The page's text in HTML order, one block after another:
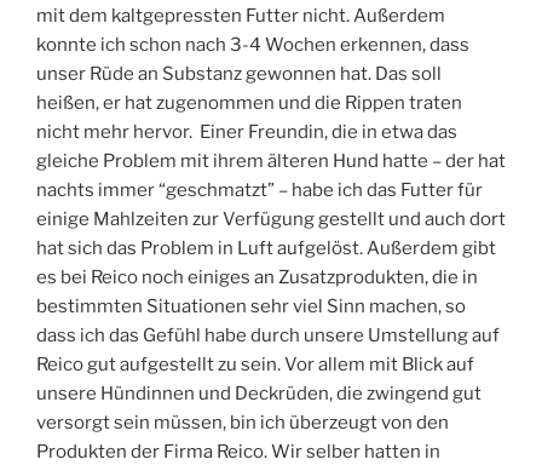
mit dem kaltgepressten Futter nicht. Außerdem
konnte ich schon nach 3-4 Wochen erkennen, dass
unser Rüde an Substanz gewonnen hat. Das soll
heißen, er hat zugenommen und die Rippen traten
nicht mehr hervor. Einer Freundin, die in etwa das
gleiche Problem mit ihrem älteren Hund hatte – der hat
nachts immer “geschmatzt” – habe ich das Futter für
einige Mahlzeiten zur Verfügung gestellt und auch dort
hat sich das Problem in Luft aufgelöst. Außerdem gibt
es bei Reico noch einiges an Zusatzprodukten, die in
bestimmten Situationen sehr viel Sinn machen, so
dass ich das Gefühl habe durch unsere Umstellung auf
Reico gut aufgestellt zu sein. Vor allem mit Blick auf
unsere Hündinnen und Deckrüden, die zwingend gut
versorgt sein müssen, bin ich überzeugt von den
Produkten der Firma Reico. Wir selber hatten in